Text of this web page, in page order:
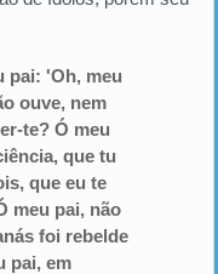
pai: 'Oh, meu
ouve, nem
te? Ó meu
que tu
que eu te
meu pai, não
foi rebelde
pai, em